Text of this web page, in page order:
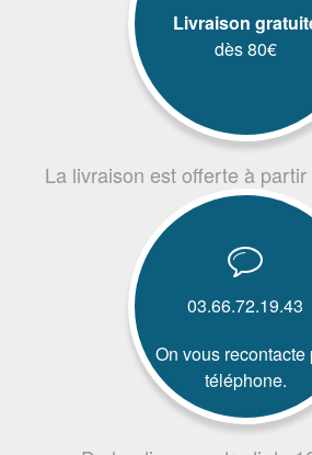
Livraison
dès 80€
La livraison est offerte à
03.66.72.19.43
On vous recontacte
téléphone.